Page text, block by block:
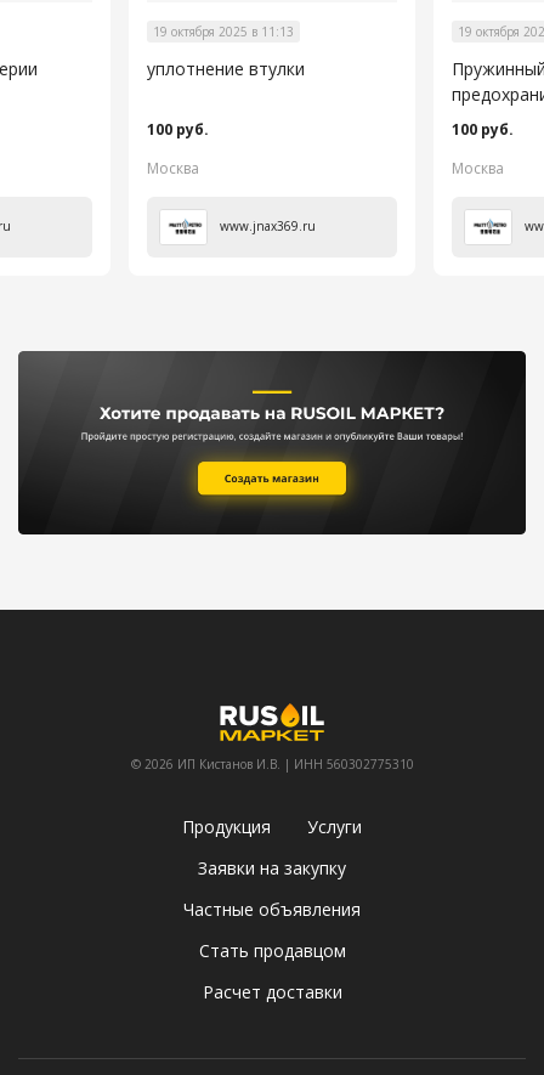
19 октября 2025 в 11:13
уплотнение втулки
100 руб.
Москва
www.jnax369.ru
19 октября
100 руб.
Москва
© 2026 ИП Кистанов И.В. | ИНН 560302775310
Продукция
Услуги
Заявки на закупку
Частные объявления
Стать продавцом
Расчет доставки